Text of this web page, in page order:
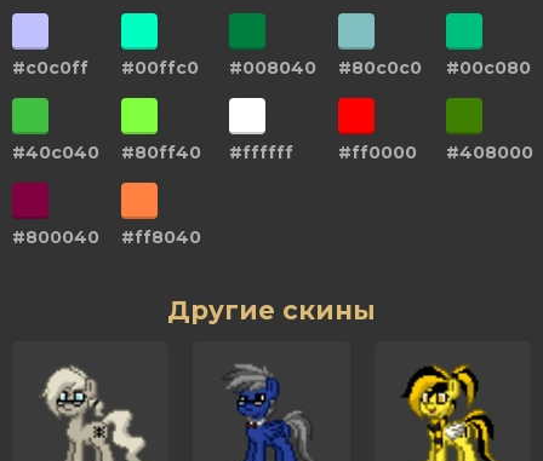
#c0c0ff #00ffc0 #008040 #80c0c0 #00c080
#40c040 #80ff40 #ffffff #ff0000 #408000
#800040 #ff8040
Другие скины